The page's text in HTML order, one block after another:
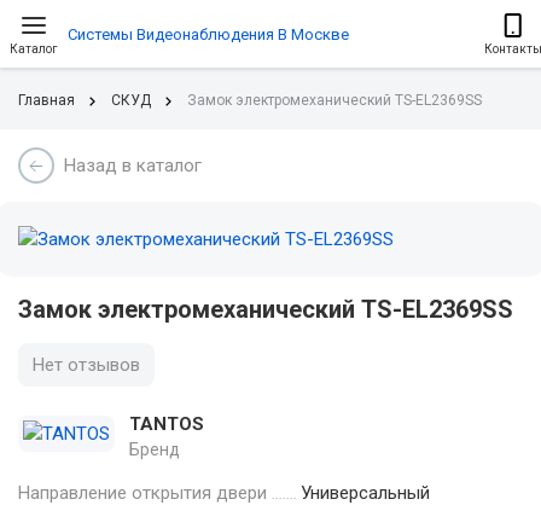
Каталог
Системы Видеонаблюдения В Москве
Контакты
Главная СКУД Замок электромеханический TS-EL2369SS
Назад в каталог
Замок электромеханический TS-EL2369SS
Нет отзывов
TANTOS
Бренд
Направление открытия двери
Универсальный